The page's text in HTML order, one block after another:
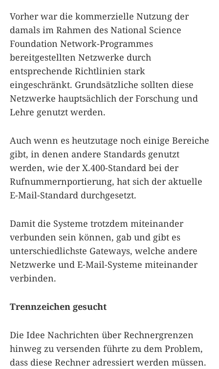
Vorher war die kommerzielle Nutzung der
damals im Rahmen des National Science
Foundation Network-Programmes
bereitgestellten Netzwerke durch
entsprechende Richtlinien stark
eingeschränkt. Grundsätzliche sollten diese
Netzwerke hauptsächlich der Forschung und
Lehre genutzt werden.
Auch wenn es heutzutage noch einige Bereiche
gibt, in denen andere Standards genutzt
werden, wie der X.400-Standard bei der
Rufnummernportierung, hat sich der aktuelle
E-Mail-Standard durchgesetzt.
Damit die Systeme trotzdem miteinander
verbunden sein können, gab und gibt es
unterschiedlichste Gateways, welche andere
Netzwerke und E-Mail-Systeme miteinander
verbinden.
Trennzeichen gesucht
Die Idee Nachrichten über Rechnergrenzen
hinweg zu versenden führte zu dem Problem,
dass diese Rechner adressiert werden müssen.